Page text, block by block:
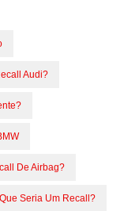
Audi?
De Airbag?
Seria Um Recall?